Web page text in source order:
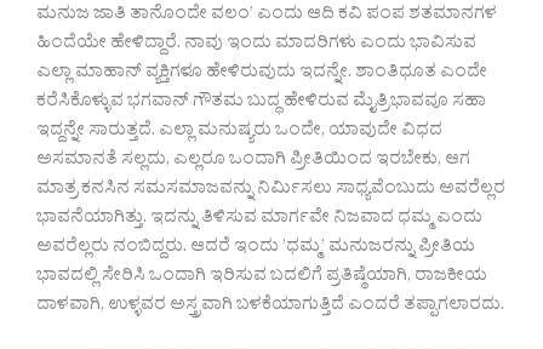
ಮನುಜ ಜಾತಿ ತಾನೊಂದೇ ವಲಂ’ ಎಂದು ಆದಿ ಕವಿ ಪಂಪ ಶತಮಾನಗಳ
ಹಿಂದೆಯೇ ಹೇಳಿದ್ದಾರೆ. ನಾವು ಇಂದು ಮಾದರಿಗಳು ಎಂದು ಭಾವಿಸುವ
ಎಲ್ಲಾ ಮಾಹಾನ್‌ ವ್ಯಕ್ತಿಗಳೂ ಹೇಳಿರುವುದು ಇದನ್ನೇ. ಶಾಂತಿಧೂತ ಎಂದೇ
ಕರೆಸಿಕೊಳ್ಳುವ ಭಗವಾನ್‌ ಗೌತಮ ಬುದ್ಧ ಹೇಳಿರುವ ಮೈತ್ರಿಭಾವವೂ ಸಹಾ
ಇದ್ದನ್ನೇ ಸಾರುತ್ತದೆ. ಎಲ್ಲಾ ಮನುಷ್ಯರು ಒಂದೇ, ಯಾವುದೇ ವಿಧದ
ಅಸಮಾನತೆ ಸಲ್ಲದು, ಎಲ್ಲರೂ ಒಂದಾಗಿ ಪ್ರೀತಿಯಿಂದ ಇರಬೇಕು, ಆಗ
ಮಾತ್ರ ಕನಸಿನ ಸಮಸಮಾಜವನ್ನು ನಿರ್ಮಿಸಲು ಸಾಧ್ಯವೆಂಬುದು ಅವರೆಲ್ಲರ
ಭಾವನೆಯಾಗಿತ್ತು. ಇದನ್ನು ತಿಳಿಸುವ ಮಾರ್ಗವೇ ನಿಜವಾದ ಧಮ್ಮ ಎಂದು
ಅವರೆಲ್ಲರು ನಂಬಿದ್ದರು. ಆದರೆ ಇಂದು ’ಧಮ್ಮ’ ಮನುಜರನ್ನು ಪ್ರೀತಿಯ
ಭಾವದಲ್ಲಿ ಸೇರಿಸಿ ಒಂದಾಗಿ ಇರಿಸುವ ಬದಲಿಗೆ ಪ್ರತಿಷ್ಠೆಯಾಗಿ, ರಾಜಕೀಯ
ದಾಳವಾಗಿ, ಉಳ್ಳವರ ಅಸ್ತ್ರವಾಗಿ ಬಳಕೆಯಾಗುತ್ತಿದೆ ಎಂದರೆ ತಪ್ಪಾಗಲಾರದು.